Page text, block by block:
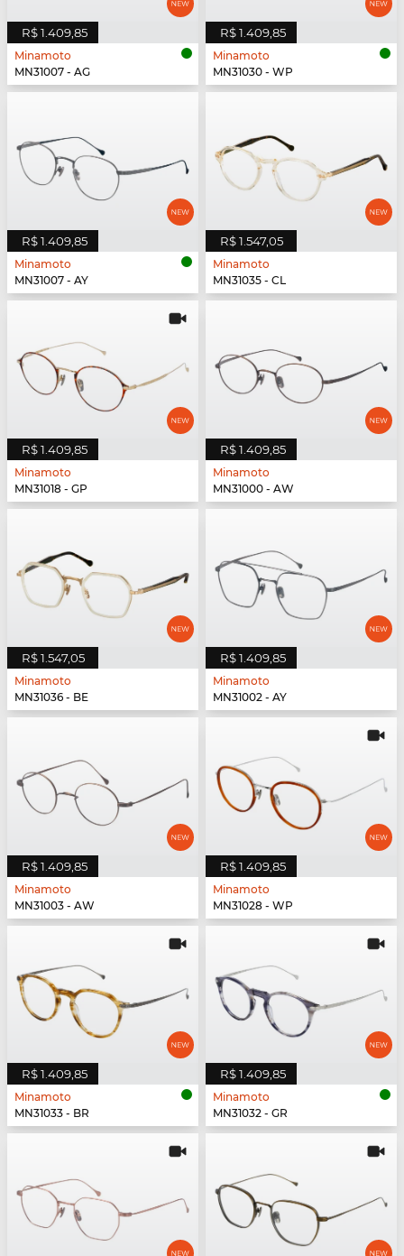
R$ 1.409,85
Minamoto
MN31007 - AG
R$ 1.409,85
Minamoto
MN31030 - WP
R$ 1.409,85
Minamoto
MN31007 - AY
R$ 1.547,05
Minamoto
MN31035 - CL
R$ 1.409,85
Minamoto
MN31018 - GP
R$ 1.409,85
Minamoto
MN31000 - AW
R$ 1.547,05
Minamoto
MN31036 - BE
R$ 1.409,85
Minamoto
MN31002 - AY
R$ 1.409,85
Minamoto
MN31003 - AW
R$ 1.409,85
Minamoto
MN31028 - WP
R$ 1.409,85
Minamoto
MN31033 - BR
R$ 1.409,85
Minamoto
MN31032 - GR